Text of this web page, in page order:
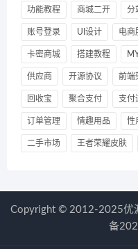
功能教程 商城二开 分
账号登录 UI设计 电商
卡密商城 搭建教程
供应商 开源协议 前端
回收宝 聚合支付 支付
订单管理 情趣用品 性
二手市场 王者荣耀皮肤
Copyright © 2012-2025优
备